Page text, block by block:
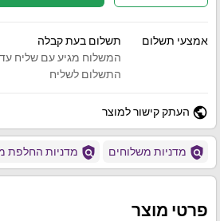
אמצעי תשלום
תשלום בעת קבלה
המשלוח מגיע עם שליח
התשלום לשליח
public העתק קישור למוצר
policy מדניות משלוחים policy מדניות החלפת
פרטי מוצר